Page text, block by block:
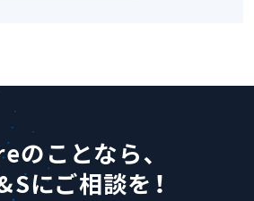
のことなら、
にご相談を！